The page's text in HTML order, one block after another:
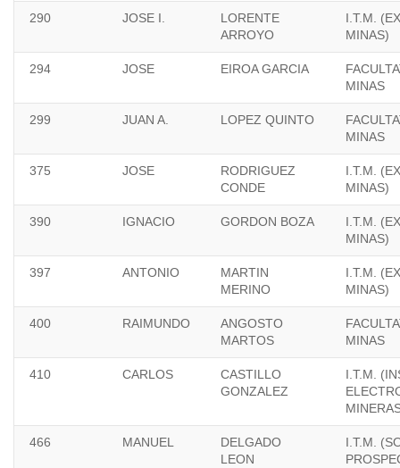
290 JOSE I.
LORENTE
ARROYO
I.T.M.
MINAS)
294 JOSE EIROA GARCIA
MINAS
299 JUAN A. LOPEZ QUINTO
MINAS
375 JOSE
RODRIGUEZ
CONDE
I.T.M.
MINAS)
390 IGNACIO GORDON BOZA
I.T.M.
MINAS)
397 ANTONIO
MARTIN
MERINO
I.T.M.
MINAS)
400 RAIMUNDO
ANGOSTO
MARTOS
MINAS
410 CARLOS
CASTILLO
GONZALEZ
I.T.M.
466 MANUEL
DELGADO
LEON
I.T.M.